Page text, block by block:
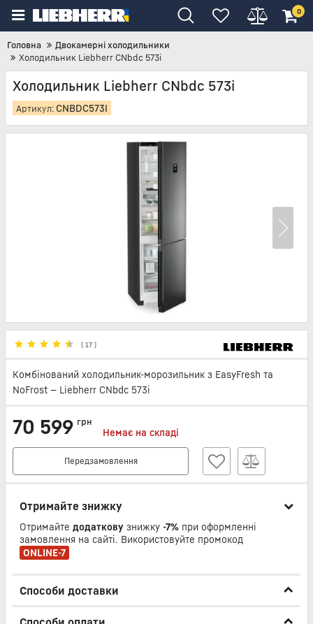
0
Головна
Двокамерні холодильники
Холодильник Liebherr CNbdc 573i
Холодильник Liebherr CNbdc 573i
Артикул: CNBDC573I
( 17 )
Комбінований холодильник-морозильник з EasyFresh та
NoFrost — Liebherr CNbdc 573i
70 599 грн
Немає на складі
Передзамовлення
Отримайте знижку
Отримайте додаткову знижку -7% при оформленні
замовлення на сайті. Використовуйте промокод
ONLINE-7
Способи доставки